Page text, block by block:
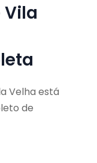
Velha está
de